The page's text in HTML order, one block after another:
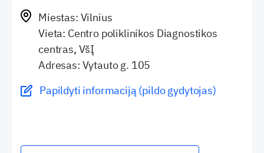
Miestas: Vilnius
Vieta: Centro poliklinikos Diagnostikos
centras, VšĮ
Adresas: Vytauto g. 105
Papildyti informaciją (pildo gydytojas)